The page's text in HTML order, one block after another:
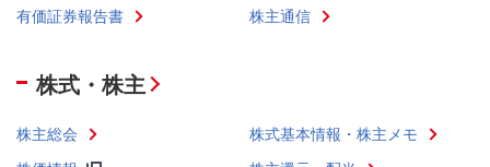
有価証券報告書
株主通信
株式・株主
株主総会
株式基本情報・株主メモ